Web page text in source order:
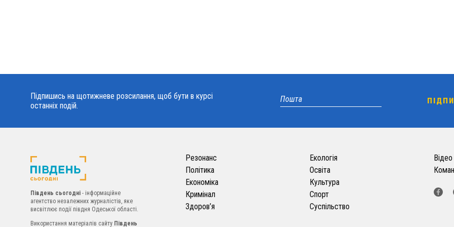
Підпишись на щотижневе розсилання, щоб бути в курсі
останніх подій.
Південь сьогодні - інформаційне
агентство незалежних журналістів, яке
висвітлює події півдня Одеської області.
Використання матеріалів сайту Південь
Резонанс
Політика
Економіка
Кримінал
Здоров’я
Екологія
Освіта
Культура
Спорт
Суспільство
Відео